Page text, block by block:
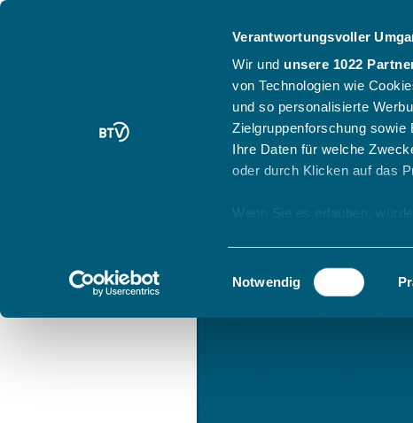
Verantwortungsvoller
Wir und unsere 1022
von Technologien wie
und so personalisierte
Zielgruppenforschung sowie
Ihre Daten für welche
oder durch Klicken auf das
Wenn Sie es erlauben,
Ihr Gerät durch
Abschnitt
Wir verwenden Cookies,
anbieten zu können und die
Informationen zu Ihrer
Einwilligungsauswahl
Notwendig